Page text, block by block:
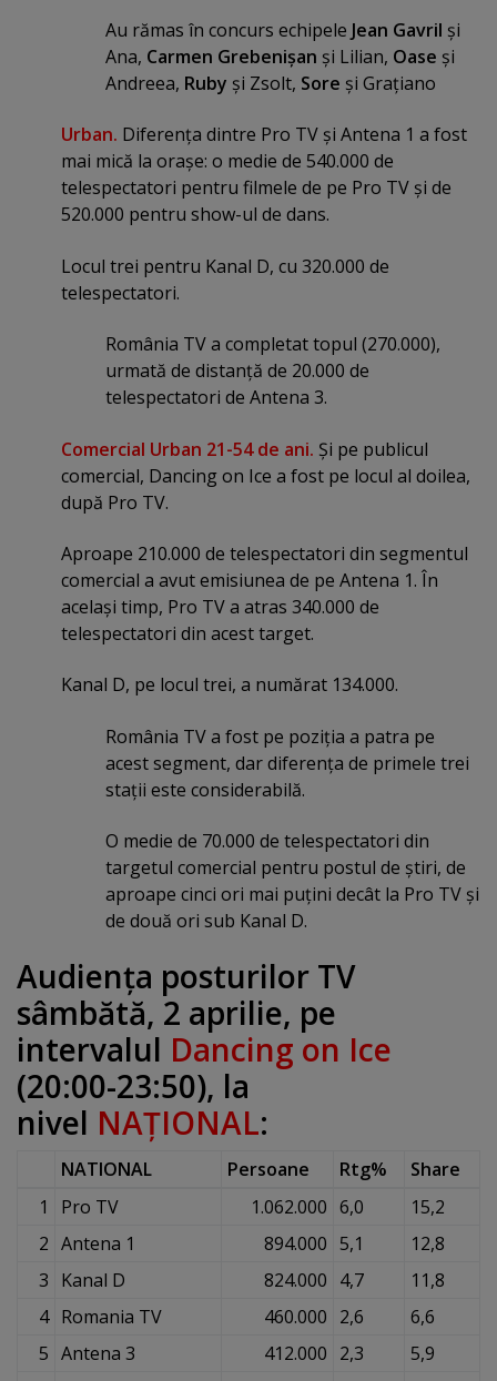
Au rămas în concurs echipele Jean Gavril şi
Ana, Carmen Grebenişan şi Lilian, Oase şi
Andreea, Ruby şi Zsolt, Sore şi Graţiano
Urban. Diferenţa dintre Pro TV şi Antena 1 a fost
mai mică la oraşe: o medie de 540.000 de
telespectatori pentru filmele de pe Pro TV şi de
520.000 pentru show-ul de dans.
Locul trei pentru Kanal D, cu 320.000 de
telespectatori.
România TV a completat topul (270.000),
urmată de distanţă de 20.000 de
telespectatori de Antena 3.
Comercial Urban 21-54 de ani. Şi pe publicul
comercial, Dancing on Ice a fost pe locul al doilea,
după Pro TV.
Aproape 210.000 de telespectatori din segmentul
comercial a avut emisiunea de pe Antena 1. În
acelaşi timp, Pro TV a atras 340.000 de
telespectatori din acest target.
Kanal D, pe locul trei, a numărat 134.000.
România TV a fost pe poziţia a patra pe
acest segment, dar diferenţa de primele trei
staţii este considerabilă.
O medie de 70.000 de telespectatori din
targetul comercial pentru postul de ştiri, de
aproape cinci ori mai puţini decât la Pro TV şi
de două ori sub Kanal D.
Audienţa posturilor TV
sâmbătă, 2 aprilie, pe
intervalul Dancing on Ice
(20:00-23:50), la
nivel NAŢIONAL:
NATIONAL Persoane Rtg%
Share
1
Pro TV 1.062.000 6,0
15,2
2 Antena 1 894.000 5,1
12,8
3 Kanal D 824.000 4,7
11,8
4 Romania TV 460.000 2,6
6,6
5 Antena 3 412.000 2,3
5,9